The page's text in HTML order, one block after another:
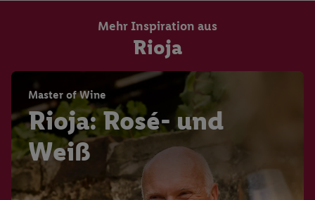
Mehr Inspiration aus
Rioja
Master of Wine
Rioja: Rosé- und
Weiß